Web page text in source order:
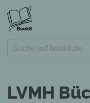
LVMH